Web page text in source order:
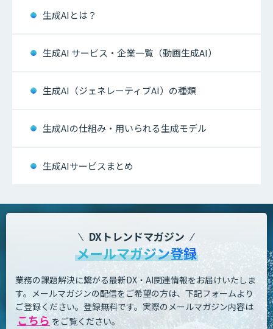
生成AIとは？
生成AI サービス・企業一覧（動画生成AI）
生成AI（ジェネレーティブAI）の種類
生成AIの仕組み・用いられる生成モデル
生成AIサービスまとめ
DXトレンドマガジン
メールマガジン登録
業務の課題解決に繋がる最新DX・AI関連情報をお届けいたしま
す。 メールマガジンの配信をご希望の方は、下記フォームより
ご登録ください。登録無料です。 実際のメールマガジン内容は
こちら をご覧ください。